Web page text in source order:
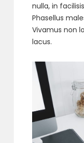
nulla, in
Phasellus
Vivamus non
lacus.